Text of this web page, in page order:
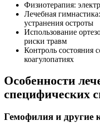
Физиотерапия:
Лечебная
устранения остроты
Использование
риски травм
Контроль состояния
коагулопатиях
Особенности
специфических
Гемофилия и другие